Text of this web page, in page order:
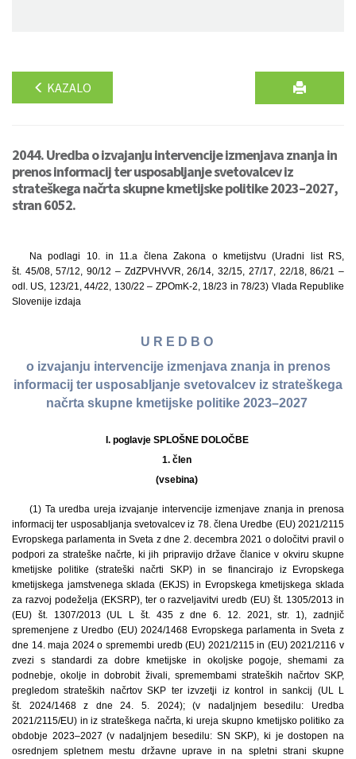
KAZALO
2044. Uredba o izvajanju intervencije izmenjava znanja in
prenos informacij ter usposabljanje svetovalcev iz
strateškega načrta skupne kmetijske politike 2023–2027,
stran 6052.
Na podlagi 10. in 11.a člena Zakona o kmetijstvu (Uradni list RS,
št. 45/08, 57/12, 90/12 – ZdZPVHVVR, 26/14, 32/15, 27/17, 22/18, 86/21 –
odl. US, 123/21, 44/22, 130/22 – ZPOmK-2, 18/23 in 78/23) Vlada Republike
Slovenije izdaja
U R E D B O
o izvajanju intervencije izmenjava znanja in prenos
informacij ter usposabljanje svetovalcev iz strateškega
načrta skupne kmetijske politike 2023–2027
I. poglavje SPLOŠNE DOLOČBE
1. člen
(vsebina)
(1) Ta uredba ureja izvajanje intervencije izmenjave znanja in prenosa
informacij ter usposabljanja svetovalcev iz 78. člena Uredbe (EU) 2021/2115
Evropskega parlamenta in Sveta z dne 2. decembra 2021 o določitvi pravil o
podpori za strateške načrte, ki jih pripravijo države članice v okviru skupne
kmetijske politike (strateški načrti SKP) in se financirajo iz Evropskega
kmetijskega jamstvenega sklada (EKJS) in Evropskega kmetijskega sklada
za razvoj podeželja (EKSRP), ter o razveljavitvi uredb (EU) št. 1305/2013 in
(EU) št. 1307/2013 (UL L št. 435 z dne 6. 12. 2021, str. 1), zadnjič
spremenjene z Uredbo (EU) 2024/1468 Evropskega parlamenta in Sveta z
dne 14. maja 2024 o spremembi uredb (EU) 2021/2115 in (EU) 2021/2116 v
zvezi s standardi za dobre kmetijske in okoljske pogoje, shemami za
podnebje, okolje in dobrobit živali, spremembami strateških načrtov SKP,
pregledom strateških načrtov SKP ter izvzetji iz kontrol in sankcij (UL L
št. 2024/1468 z dne 24. 5. 2024); (v nadaljnjem besedilu: Uredba
2021/2115/EU) in iz strateškega načrta, ki ureja skupno kmetijsko politiko za
obdobje 2023–2027 (v nadaljnjem besedilu: SN SKP), ki je dostopen na
osrednjem spletnem mestu državne uprave in na spletni strani skupne